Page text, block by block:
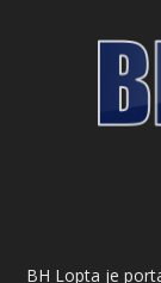
BH Lopta je